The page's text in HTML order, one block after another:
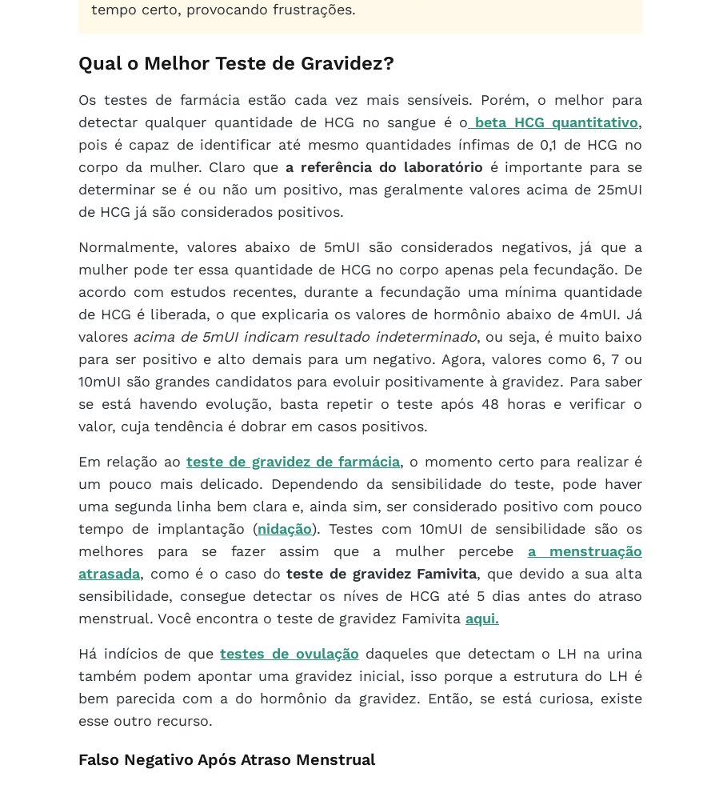
tempo certo, provocando frustrações.
Qual o Melhor Teste de Gravidez?
Os testes de farmácia estão cada vez mais sensíveis. Porém, o melhor para
detectar qualquer quantidade de HCG no sangue é o beta HCG quantitativo,
pois é capaz de identificar até mesmo quantidades ínfimas de 0,1 de HCG no
corpo da mulher. Claro quea referência do laboratório é importante para se
determinar se é ou não um positivo, mas geralmente valores acima de 25mUI
de HCG já são considerados positivos.
Normalmente, valores abaixo de 5mUI são considerados negativos, já que a
mulher pode ter essa quantidade de HCG no corpo apenas pela fecundação. De
acordo com estudos recentes, durante a fecundação uma mínima quantidade
de HCG é liberada, o que explicaria os valores de hormônio abaixo de 4mUI. Já
valores acima de 5mUI indicam resultado indeterminado, ou seja, é muito baixo
para ser positivo e alto demais para um negativo. Agora, valores como 6, 7 ou
10mUI são grandes candidatos para evoluir positivamente à gravidez. Para saber
se está havendo evolução, basta repetir o teste após 48 horas e verificar o
valor, cuja tendência é dobrar em casos positivos.
Em relação ao teste de gravidez de farmácia, o momento certo para realizar é
um pouco mais delicado. Dependendo da sensibilidade do teste, pode haver
uma segunda linha bem clara e, ainda sim, ser considerado positivo com pouco
tempo de implantação (nidação). Testes com 10mUI de sensibilidade são os
melhores para se fazer assim que a mulher percebe a menstruação
atrasada, como é o caso doteste de gravidez Famivita, que devido a sua alta
sensibilidade, consegue detectar os níves de HCG até 5 dias antes do atraso
menstrual. Você encontra o teste de gravidez Famivita aqui.
Há indícios de quetestes de ovulação daqueles que detectam o LH na urina
também podem apontar uma gravidez inicial, isso porque a estrutura do LH é
bem parecida com a do hormônio da gravidez. Então, se está curiosa, existe
esse outro recurso.
Falso Negativo Após Atraso Menstrual